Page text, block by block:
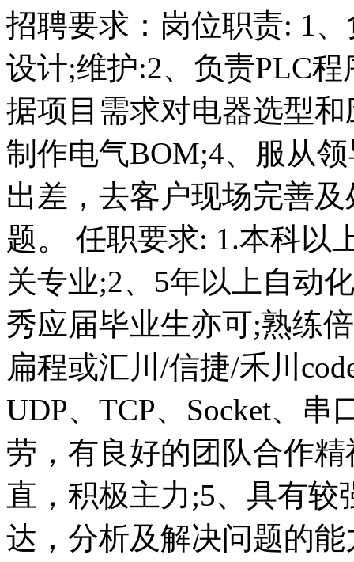
招聘要求：岗位职责: 1
设计;维护:2、负责PLC
据项目需求对电器选型
制作电气BOM;4、服从
出差，去客户现场完善
题。 任职要求: 1.本科以
关专业;2、5年以上自动
秀应届毕业生亦可;熟练
扁程或汇川/信捷/禾川
UDP、TCP、Socket、
劳，有良好的团队合作
直，积极主力;5、具有
达，分析及解决问题的能